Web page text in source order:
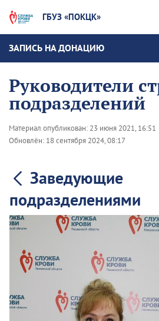
ГБУЗ «ПОКЦК»
ЗАПИСЬ НА ДОНАЦИЮ
Руководители
подразделений
Материал опубликован: 23 июня 2021, 16:51
Обновлён: 18 сентября 2024, 08:17
Заведующие
подразделениями